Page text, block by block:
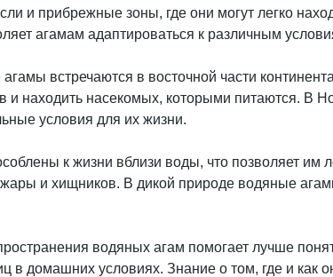
и прибрежные зоны, где они могут легко
агамам адаптироваться к различным
встречаются в восточной части
и находить насекомых, которыми питаются. В
условия для их жизни.
к жизни вблизи воды, что позволяет им
жары и хищников. В дикой природе водяные
водяных агам помогает лучше
в домашних условиях. Знание о том, где и как